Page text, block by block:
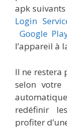
apk suivants
Login
Google
l’appareil à
Il ne restera
selon
redéfinir
profiter